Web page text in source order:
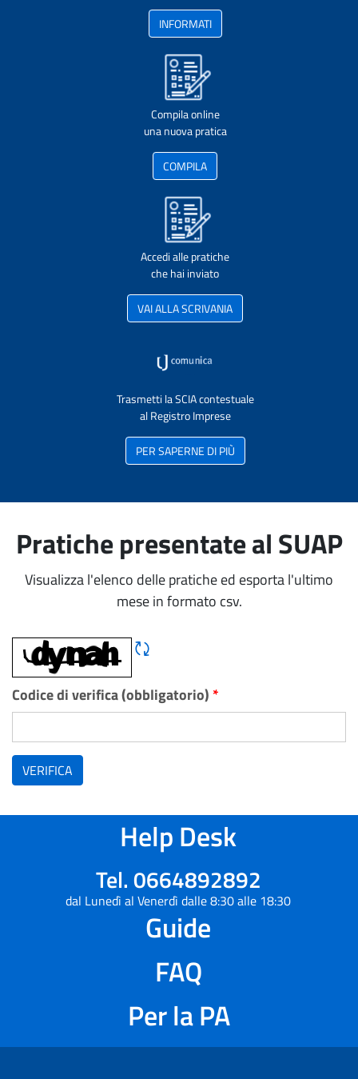
INFORMATI
Compila online
una nuova pratica
COMPILA
Accedi alle pratiche
che hai inviato
VAI ALLA SCRIVANIA
Trasmetti la SCIA contestuale
al Registro Imprese
PER SAPERNE DI PIÙ
Pratiche presentate al SUAP
Visualizza l'elenco delle pratiche ed esporta l'ultimo
mese in formato csv.
Rigene CAPTCHA
Codice di verifica (obbligatorio) *
VERIFICA
Help Desk
Tel. 0664892892
dal Lunedì al Venerdì dalle 8:30 alle 18:30
Guide
FAQ
Per la PA